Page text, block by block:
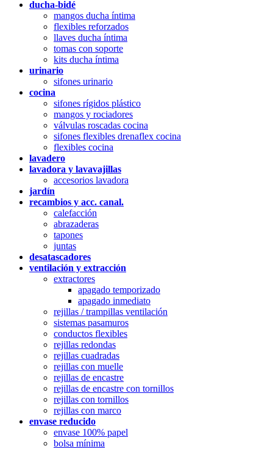
ducha-bidé
mangos ducha íntima
flexibles reforzados
llaves ducha íntima
tomas con soporte
kits ducha íntima
urinario
sifones urinario
cocina
sifones rígidos plástico
mangos y rociadores
válvulas roscadas cocina
sifones flexibles drenaflex cocina
flexibles cocina
lavadero
lavadora y lavavajillas
accesorios lavadora
jardín
recambios y acc. canal.
calefacción
abrazaderas
tapones
juntas
desatascadores
ventilación y extracción
extractores
apagado temporizado
apagado inmediato
rejillas / trampillas ventilación
sistemas pasamuros
conductos flexibles
rejillas redondas
rejillas cuadradas
rejillas con muelle
rejillas de encastre
rejillas de encastre con tornillos
rejillas con tornillos
rejillas con marco
envase reducido
envase 100% papel
bolsa mínima